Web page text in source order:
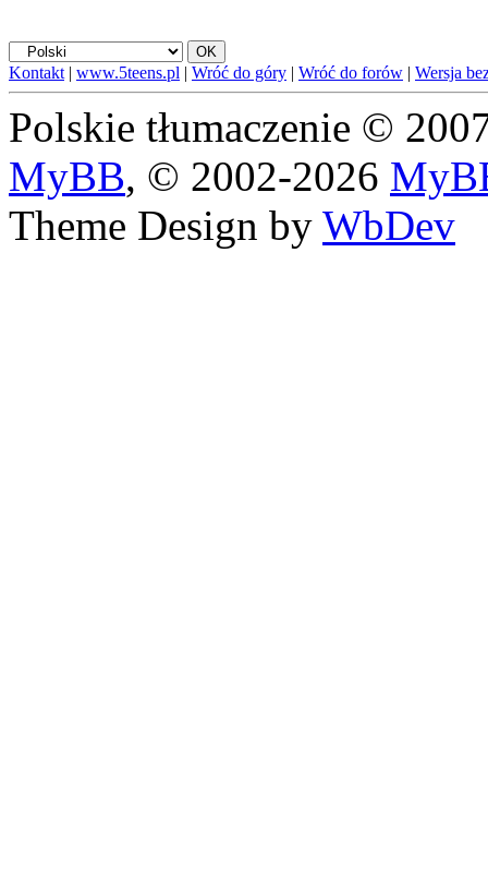
Kontakt | www.5teens.pl | Wróć do góry | Wróć do forów | Wersja
Polskie tłumaczenie ©
MyBB, © 2002-2026
Theme Design by WbDev